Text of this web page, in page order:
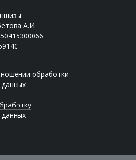
А.И.
обработки
данных
данных